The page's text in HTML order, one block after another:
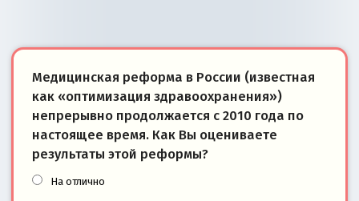
Медицинская реформа в России (известная
как «оптимизация здравоохранения»)
непрерывно продолжается с 2010 года по
настоящее время. Как Вы оцениваете
результаты этой реформы?
На отлично